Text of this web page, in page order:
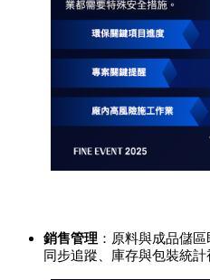
銷售管理 ：原料與成品儲
同步追蹤、庫存與包裝統計